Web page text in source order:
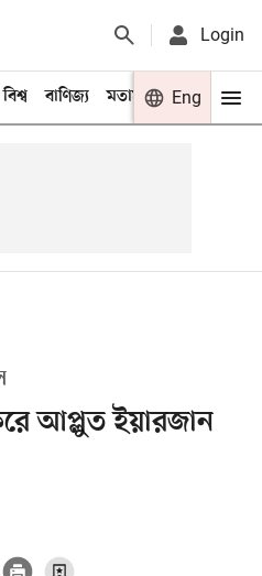
Login
বিশ্ব বাণিজ্য মতামত খেলা
Eng
আপ্লুত ইয়ারজান